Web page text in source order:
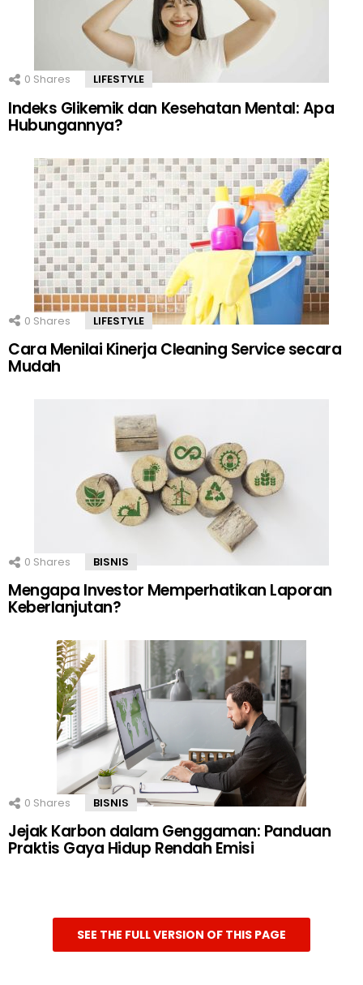
0 Shares LIFESTYLE
Indeks Glikemik dan Kesehatan Mental: Apa
Hubungannya?
0 Shares LIFESTYLE
Cara Menilai Kinerja Cleaning Service secara
Mudah
0 Shares BISNIS
Mengapa Investor Memperhatikan Laporan
Keberlanjutan?
0 Shares BISNIS
Jejak Karbon dalam Genggaman: Panduan
Praktis Gaya Hidup Rendah Emisi
SEE THE FULL VERSION OF THIS PAGE